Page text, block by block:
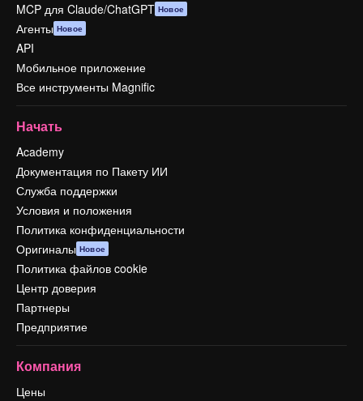
MCP для Claude/ChatGPT Новое
Агенты Новое
API
Мобильное приложение
Все инструменты Magnific
Начать
Academy
Документация по Пакету ИИ
Служба поддержки
Условия и положения
Политика конфиденциальности
Оригиналы Новое
Политика файлов cookie
Центр доверия
Партнеры
Предприятие
Компания
Цены